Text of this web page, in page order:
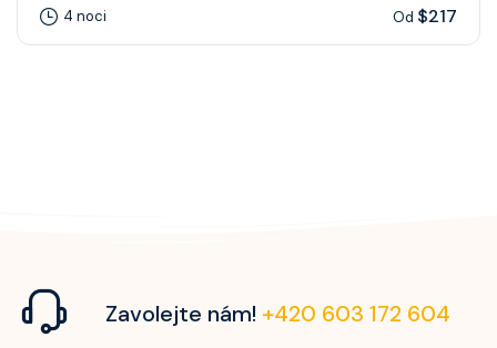
4 noci Od $217
Zavolejte nám! +420 603 172 604